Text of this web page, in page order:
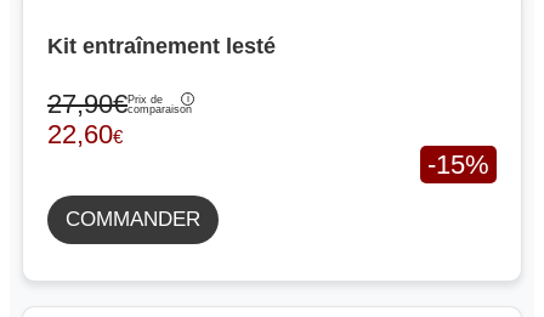
Kit entraînement lesté
27,90€Prix de
comparaison
22,60€
-15%
COMMANDER